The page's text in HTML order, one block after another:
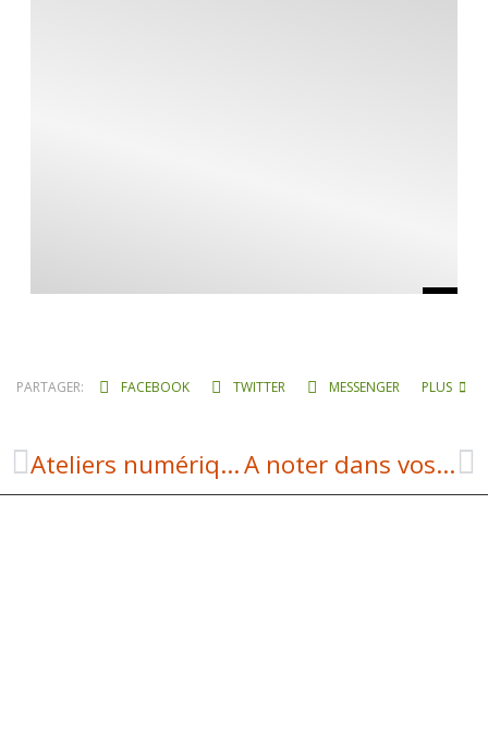
PARTAGER: FACEBOOK TWITTER MESSENGER PLUS
Ateliers numériques A noter dans vos agendas !